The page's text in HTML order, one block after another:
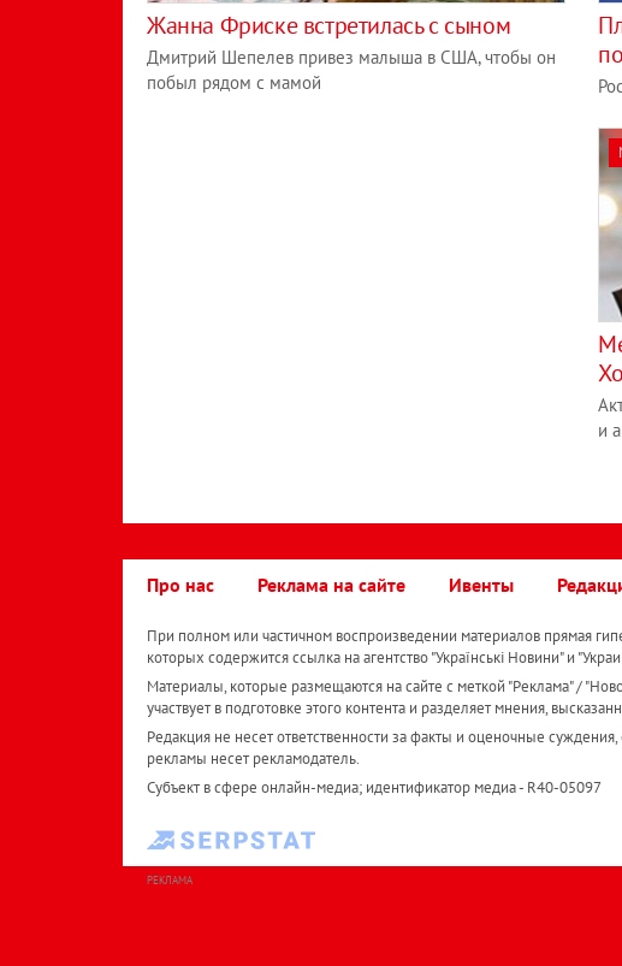
Жанна Фриске встретилась с сыном
Дмитрий Шепелев привез малыша в США, чтобы он
побыл рядом с мамой
и
Про нас Реклама на сайте Ивенты
При полном или частичном воспроизведении материалов прямая
которых содержится ссылка на агентство "Українськi Новини" и
Материалы, которые размещаются на сайте с меткой "Реклама" /
участвует в подготовке этого контента и разделяет мнения,
Редакция не несет ответственности за факты и оценочные
рекламы несет рекламодатель.
Субъект в сфере онлайн-медиа; идентификатор медиа - R40-05097
РЕКЛАМА